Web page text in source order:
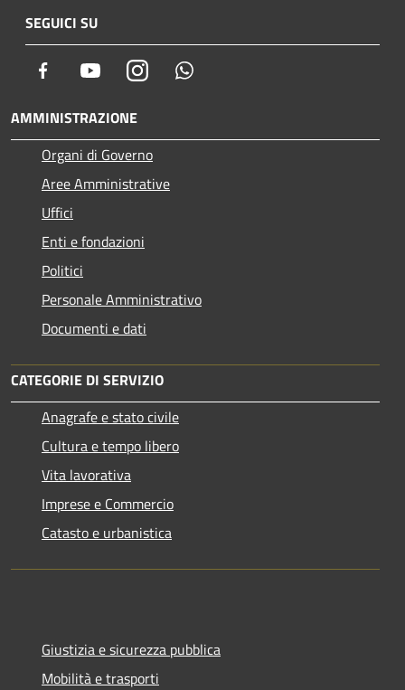
SEGUICI SU
Facebook YoutubeInstagram
AMMINISTRAZIONE
Organi di Governo
Aree Amministrative
Uffici
Enti e fondazioni
Politici
Personale Amministrativo
Documenti e dati
CATEGORIE DI SERVIZIO
Anagrafe e stato civile
Cultura e tempo libero
Vita lavorativa
Imprese e Commercio
Catasto e urbanistica
Giustizia e sicurezza pubblica
Mobilità e trasporti